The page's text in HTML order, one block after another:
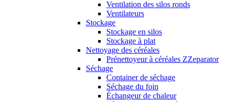
Ventilation des silos ronds
Ventilateurs
Stockage
Stockage en silos
Stockage à plat
Nettoyage des céréales
Prénettoyeur à céréales ZZeparator
Séchage
Container de séchage
Séchage du foin
Échangeur de chaleur